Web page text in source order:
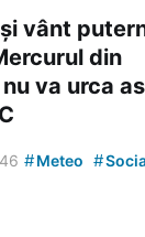
vânt
din
va urca
#Meteo #